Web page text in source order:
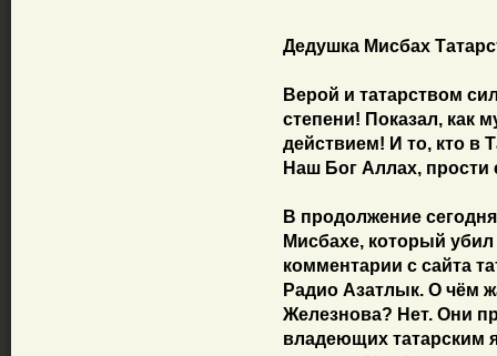
Дедушка Мисбах
Верой и татарством
степени! Показал, как
действием! И то, кто в
Наш Бог Аллах, прости
В продолжение
Мисбахе, который
комментарии с сайта
Радио Азатлык. О чём
Железнова? Нет. Они
владеющих татарским